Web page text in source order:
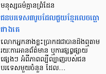
មនុស្ស​ធម៌​គ្មាន​ព្រំដែន
ជន​បរទេស​៣​រូប​ដែល​ជួយ​ខ្មែរ​លេច​ធ្លោ​
ជាង​គេ
លោកអ្នក​នាង​ខ្លះ​ប្រាកដ​ជា​បាន​​ដឹង​ឮ​តាម​
រយៈ​ការ​អាន​ព័ត៌មាន ឬ​ការ​ផ្សព្វផ្សាយ​
ផ្សេងៗ អំពី​ភាព​ល្បីល្បាញ​របស់​ជន​
បរទេស​មួយ​ចំនួន ដែល…